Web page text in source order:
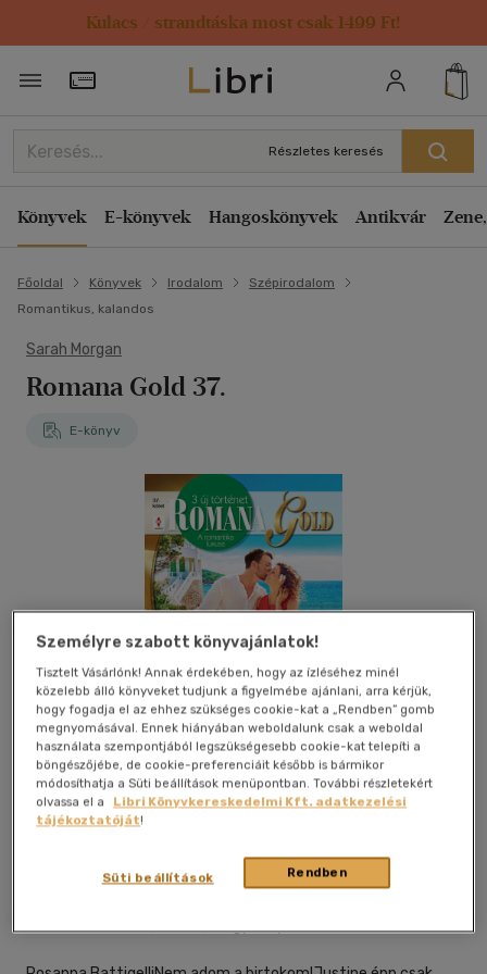
Kulacs / strandtáska most csak 1499 Ft!
Törzsvásárlói Kártya adatai
Részletes keresés
Könyvek E-könyvek Hangoskönyvek Antikvár
Főoldal Könyvek Irodalom
Szépirodalom
Romantikus, kalandos
Sarah Morgan
Romana Gold 37.
E-könyv
Személyre szabott könyvajánlatok!
Tisztelt Vásárlónk! Annak érdekében, hogy az ízléséhez minél
közelebb álló könyveket tudjunk a figyelmébe ajánlani, arra kérjük,
hogy fogadja el az ehhez szükséges cookie-kat a „Rendben” gomb
megnyomásával. Ennek hiányában weboldalunk csak a weboldal
használata szempontjából legszükségesebb cookie-kat telepíti a
böngészőjébe, de cookie-preferenciáit később is bármikor
módosíthatja a Süti beállítások menüpontban. További részletekért
olvassa el a
Libri Könyvkereskedelmi Kft. adatkezelési
tájékoztatóját!
Rendben
Süti beállítások